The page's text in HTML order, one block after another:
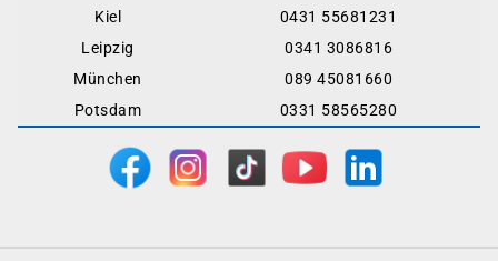
Kiel
0431 55681231
Leipzig
0341 3086816
München
089 45081660
Potsdam
0331 58565280